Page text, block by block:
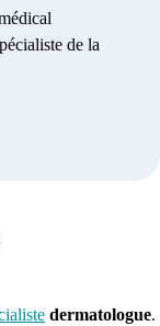
de la
dermatologue.